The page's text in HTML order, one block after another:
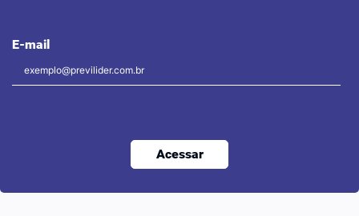
E-mail
Acessar